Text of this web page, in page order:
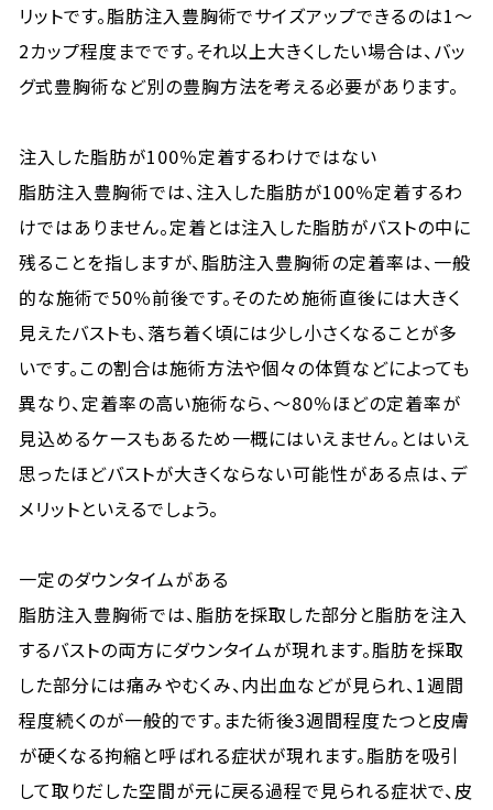
リットです。脂肪注入豊胸術でサイズアップできるのは1～
2カップ程度までです。それ以上大きくしたい場合は、バッ
グ式豊胸術など別の豊胸方法を考える必要があります。
注入した脂肪が100％定着するわけではない
脂肪注入豊胸術では、注入した脂肪が100％定着するわ
けではありません。定着とは注入した脂肪がバストの中に
残ることを指しますが、脂肪注入豊胸術の定着率は、一般
的な施術で50％前後です。そのため施術直後には大きく
見えたバストも、落ち着く頃には少し小さくなることが多
いです。この割合は施術方法や個々の体質などによっても
異なり、定着率の高い施術なら、～80％ほどの定着率が
見込めるケースもあるため一概にはいえません。とはいえ
思ったほどバストが大きくならない可能性がある点は、デ
メリットといえるでしょう。
一定のダウンタイムがある
脂肪注入豊胸術では、脂肪を採取した部分と脂肪を注入
するバストの両方にダウンタイムが現れます。脂肪を採取
した部分には痛みやむくみ、内出血などが見られ、1週間
程度続くのが一般的です。また術後3週間程度たつと皮膚
が硬くなる拘縮と呼ばれる症状が現れます。脂肪を吸引
して取りだした空間が元に戻る過程で見られる症状で、皮